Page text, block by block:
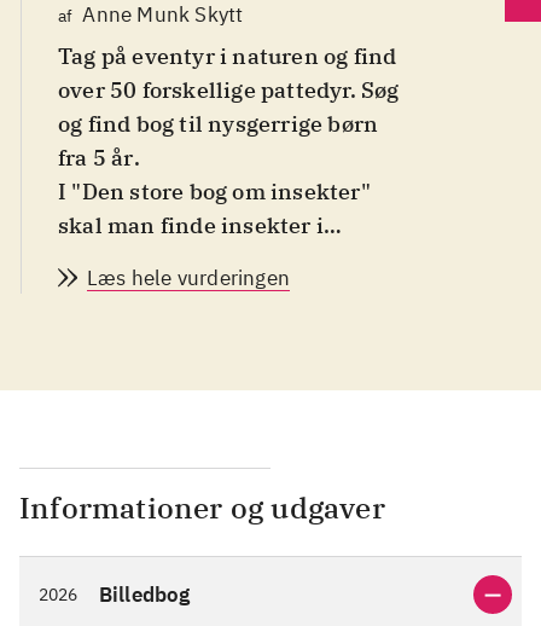
af Anne Munk Skytt
Tag på eventyr i naturen og find
over 50 forskellige pattedyr. Søg
og find bog til nysgerrige børn
fra 5 år.
I "Den store bog om insekter"
skal man finde insekter i
marsklandet, i byen, på landet
dyr i skoven, ved kysten, i
bondegården. Begge bøger
starter med et to-siders opslag
med sjove fakta om henholdsvis
insekter og pattedyr. Der er
også små "Vidste du?"-bokse på
Læs hele vurderingen
Informationer og udgaver
2026 Billedbog